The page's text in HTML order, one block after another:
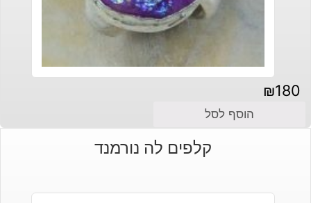
₪180
הוסף לסל
קלפים לה נורמנד